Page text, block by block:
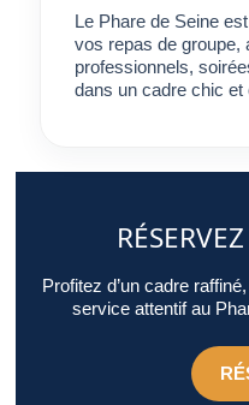
Le Phare de Seine
vos repas de groupe,
professionnels,
dans un cadre chic et
Profitez d’un cadre
service attentif au